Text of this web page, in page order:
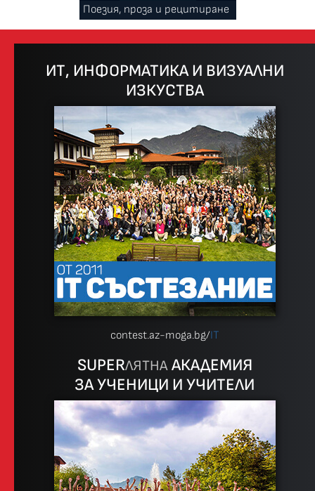
Поезия, проза и рецитиране
ИТ, ИНФОРМАТИКА И ВИЗУАЛНИ
ИЗКУСТВА
contest.az-moga.bg/IT
SUPERЛЯТНААКАДЕМИЯ
ЗА УЧЕНИЦИ И УЧИТЕЛИ